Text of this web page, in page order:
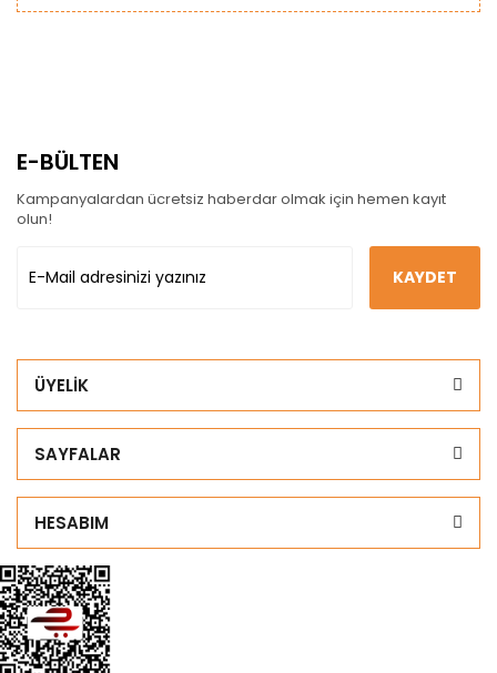
E-BÜLTEN
Kampanyalardan ücretsiz haberdar olmak için hemen kayıt
olun!
KAYDET
ÜYELİK
SAYFALAR
HESABIM